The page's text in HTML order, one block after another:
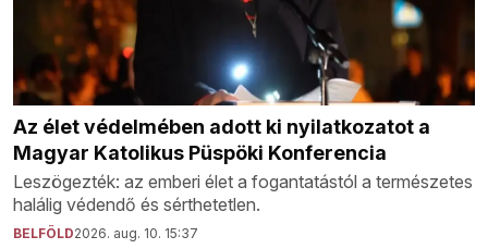
Az élet védelmében adott ki nyilatkozatot a
Magyar Katolikus Püspöki Konferencia
Leszögezték: az emberi élet a fogantatástól a természetes
halálig védendő és sérthetetlen.
BELFÖLD2026. aug. 10. 15:37